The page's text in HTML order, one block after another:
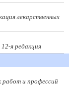
лекарственных
я редакция
работ и профессий